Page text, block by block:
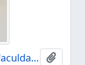
Seção Técnica de Saúde da Faculdade de Filosofia e Ciências - Campus I